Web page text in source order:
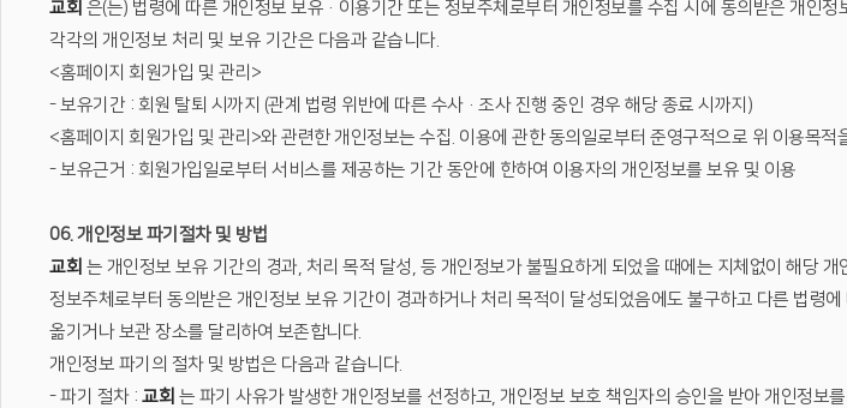
교회 은(는) 법령에 따른 개인정보 보유·이용기간 또는 정보주체로부터 개인정보를 수집 시에 동의받은 개인
각각의 개인정보 처리 및 보유 기간은 다음과 같습니다.
<홈페이지 회원가입 및 관리>
- 보유기간 : 회원 탈퇴 시까지 (관계 법령 위반에 따른 수사·조사 진행 중인 경우 해당 종료 시까지)
<홈페이지 회원가입 및 관리>와 관련한 개인정보는 수집. 이용에 관한 동의일로부터 준영구적으로 위 이용목적
- 보유근거 : 회원가입일로부터 서비스를 제공하는 기간 동안에 한하여 이용자의 개인정보를 보유 및 이용
06. 개인정보 파기절차 및 방법
교회 는 개인정보 보유 기간의 경과, 처리 목적 달성, 등 개인정보가 불필요하게 되었을 때에는 지체없이 해당 개
정보주체로부터 동의받은 개인정보 보유 기간이 경과하거나 처리 목적이 달성되었음에도 불구하고 다른 법령
옮기거나 보관 장소를 달리하여 보존합니다.
개인정보 파기의 절차 및 방법은 다음과 같습니다.
- 파기 절차 : 교회 는 파기 사유가 발생한 개인정보를 선정하고, 개인정보 보호 책임자의 승인을 받아 개인정보